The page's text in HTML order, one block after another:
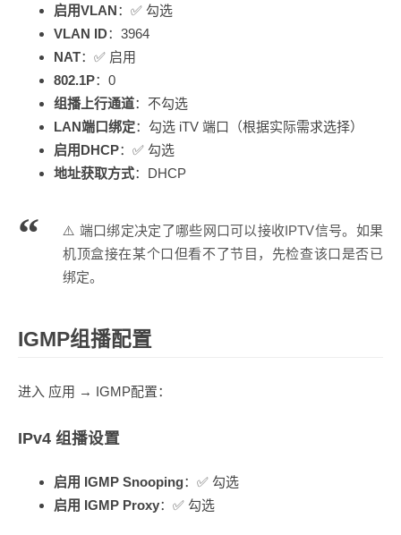
启用VLAN：✅ 勾选
VLAN ID：3964
NAT：✅ 启用
802.1P：0
组播上行通道：不勾选
LAN端口绑定：勾选 iTV 端口（根据实际需求选择）
启用DHCP：✅ 勾选
地址获取方式：DHCP
⚠️ 端口绑定决定了哪些网口可以接收IPTV信号。如果
机顶盒接在某个口但看不了节目，先检查该口是否已
绑定。
IGMP组播配置
进入 应用 → IGMP配置：
IPv4 组播设置
启用 IGMP Snooping：✅ 勾选
启用 IGMP Proxy：✅ 勾选